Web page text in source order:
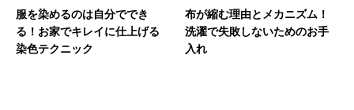
服を染めるのは自分ででき
る！お家でキレイに仕上げる
染色テクニック
布が縮む理由とメカニズム！
洗濯で失敗しないためのお手
入れ